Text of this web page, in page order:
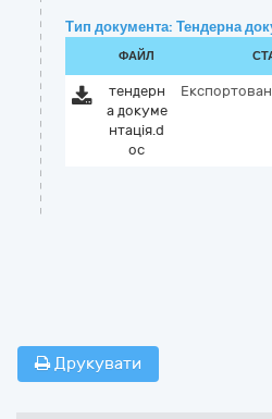
Тип документа: Тендерна
ФАЙЛ
тендерн
а докуме
нтація.d
oc
Друкувати